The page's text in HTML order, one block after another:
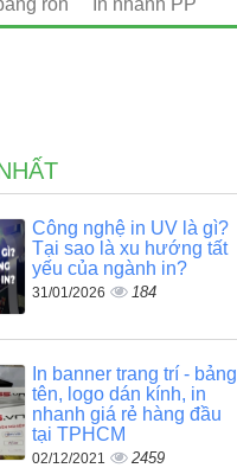
Công nghệ in UV là gì?
Tại sao là xu hướng tất
yếu của ngành in?
31/01/2026 184
In banner trang trí - bảng
tên, logo dán kính, in
nhanh giá rẻ hàng đầu
tại TPHCM
02/12/2021 2459